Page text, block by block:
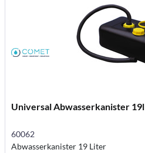
Universal Abwasserkanister 19l
60062
Abwasserkanister 19 Liter